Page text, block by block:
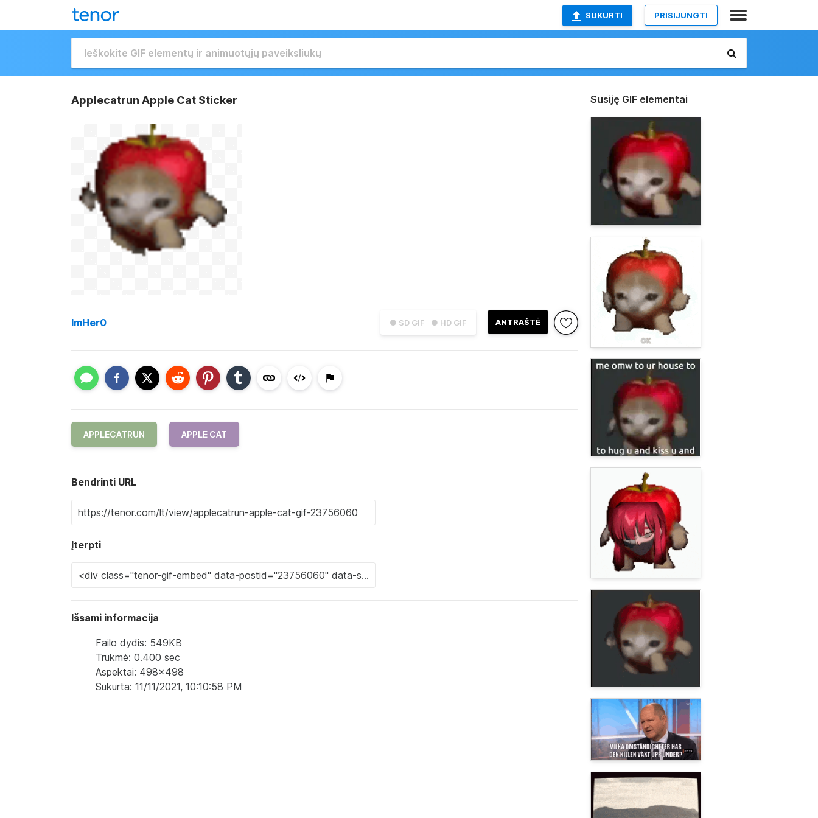
SUKURTI PRISIJUNGTI
Applecatrun Apple Cat Sticker
● SD GIF ● HD GIF ANTRAŠTĖ
ImHer0
APPLECATRUN APPLE CAT
Bendrinti URL
Įterpti
Išsami informacija
Failo dydis: 549KB
Trukmė: 0.400 sec
Aspektai: 498x498
Sukurta: 11/11/2021, 10:10:58 PM
Susiję GIF elementai